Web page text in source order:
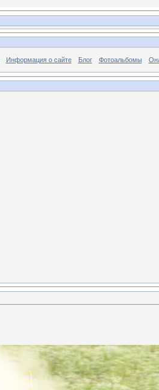
Информация о сайте Блог Фотоальбомы